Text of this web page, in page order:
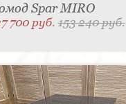
Spar MIRO
700 руб.153 240 руб.